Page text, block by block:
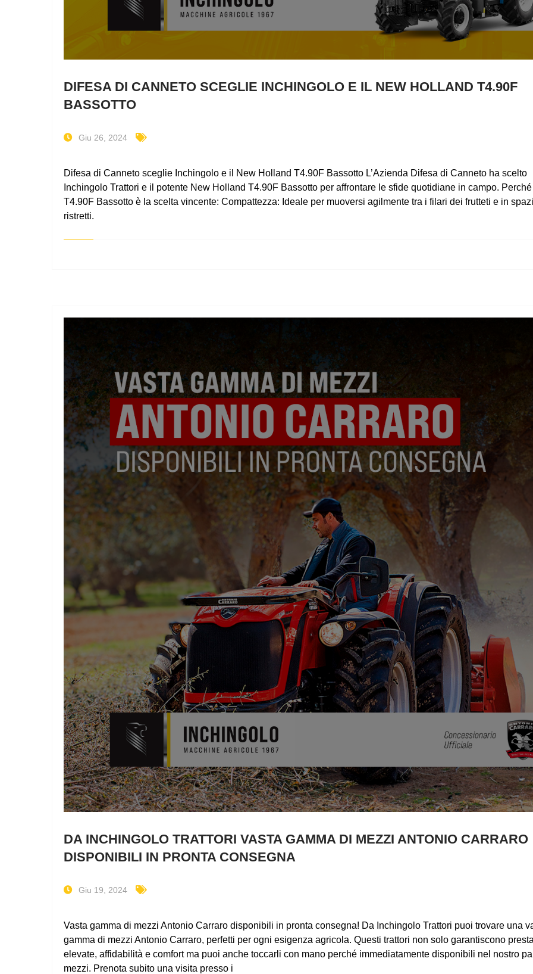
DIFESA DI CANNETO SCEGLIE INCHINGOLO E IL NEW HOLLAND T4.90F
BASSOTTO
Giu 26, 2024
Difesa di Canneto sceglie Inchingolo e il New Holland T4.90F Bassotto L’Azienda Difesa di Canneto ha scelto
Inchingolo Trattori e il potente New Holland T4.90F Bassotto per affrontare le sfide quotidiane in campo.
T4.90F Bassotto è la scelta vincente: Compattezza: Ideale per muoversi agilmente tra i filari dei frutteti e in spazi
ristretti.
DA INCHINGOLO TRATTORI VASTA GAMMA DI MEZZI ANTONIO CARRARO
DISPONIBILI IN PRONTA CONSEGNA
Giu 19, 2024
Vasta gamma di mezzi Antonio Carraro disponibili in pronta consegna! Da Inchingolo Trattori puoi trovare una
gamma di mezzi Antonio Carraro, perfetti per ogni esigenza agricola. Questi trattori non solo garantiscono
elevate, affidabilità e comfort ma puoi anche toccarli con mano perché immediatamente disponibili nel nostro
mezzi. Prenota subito una visita presso i